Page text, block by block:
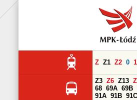
Z Z1 Z2 0 1
Z3 Z6 Z13
68 69A 69B
91A 91B 91C